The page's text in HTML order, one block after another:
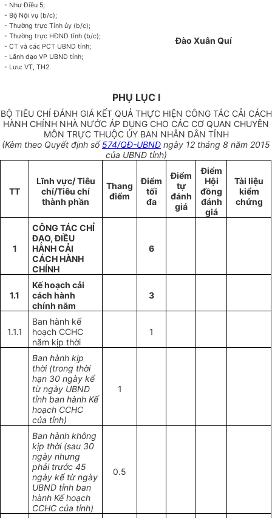
- Như Điều 5;
- Bộ Nội vụ (b/c);
- Thường trực Tỉnh ủy (b/c);
- Thường trực HĐND tỉnh (b/c);
- CT và các PCT UBND tỉnh;
- Lãnh đạo VP UBND tỉnh;
- Lưu: VT, TH2.
Đào Xuân Quí
PHỤ LỤC I
BỘ TIÊU CHÍ ĐÁNH GIÁ KẾT QUẢ THỰC HIỆN CÔNG TÁC CẢI CÁCH
HÀNH CHÍNH NHÀ NƯỚC ÁP DỤNG CHO CÁC CƠ QUAN CHUYÊN
MÔN TRỰC THUỘC ỦY BAN NHÂN DÂN TỈNH
(Kèm theo Quyết định số574/QĐ-UBND ngày 12 tháng 8 năm 2015
của UBND tỉnh)
TT
Lĩnh vực/ Tiêu
chí/Tiêu chí
thành phần
Thang
điểm
Điểm
tối
đa
Điểm
tự
đánh
giá
Điểm
Hội
đồng
đánh
giá
Tài liệu
kiểm
chứng
1
CÔNG TÁC CHỈ
ĐẠO, ĐIỀU
HÀNH CẢI
CÁCH HÀNH
CHÍNH
6
1.1
Kế hoạch cải
cách hành
chính năm
3
1.1.1
Ban hành kế
hoạch CCHC
năm kịp thời
1
Ban hành kịp
thời (trong thời
hạn 30 ngày kể
từ ngày UBND
tỉnh ban hành Kế
hoạch CCHC
của tỉnh)
1
Ban hành không
kịp thời (sau 30
ngày nhưng
phải trước 45
ngày kể từ ngày
UBND tỉnh ban
hành Kế hoạch
CCHC của tỉnh)
0.5